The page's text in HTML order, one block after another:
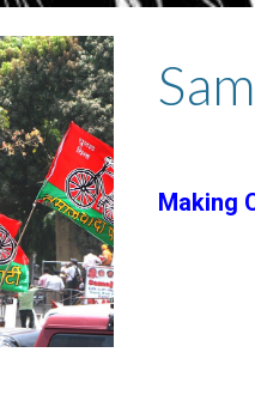
Making